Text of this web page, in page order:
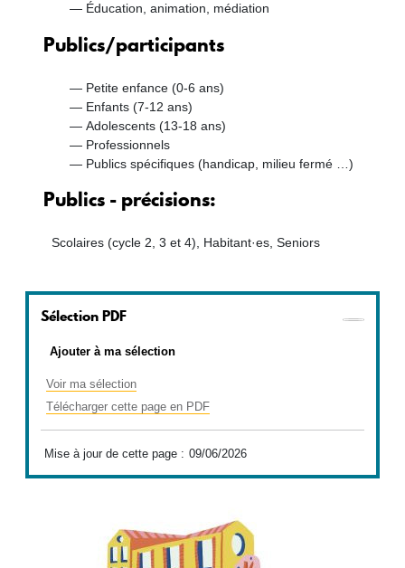
Éducation, animation, médiation
Publics/participants
Petite enfance (0-6 ans)
Enfants (7-12 ans)
Adolescents (13-18 ans)
Professionnels
Publics spécifiques (handicap, milieu fermé …)
Publics - précisions
Scolaires (cycle 2, 3 et 4), Habitant·es, Seniors
Sélection PDF
Ajouter à ma sélection
Voir ma sélection
Télécharger cette page en PDF
Mise à jour de cette page : 09/06/2026